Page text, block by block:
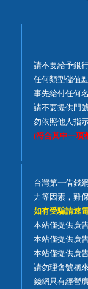
請不要給予銀
任何類型儲值
事先給付任何
請不要提供門
勿依照他人指
(符合其中一項
台灣第一借錢
力等因素，難保
如有受騙請速
本站僅提供廣
本站僅提供廣
本站僅提供廣
請勿理會號稱
錢網只有經營廣